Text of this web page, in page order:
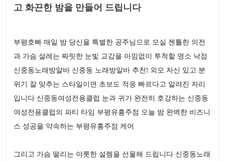
고 화끈한 밤을 만들어 드립니다
부평호빠 매일 밤 당신을 특별한 공주님으로 모실 젠틀한 의전
과 가슴 설레는 짜릿한 눈빛 교감을 아낌없이 투척할 명소 낙점
신중동노래방알바 신중동 노래방알바 추천! 외모 자신 있고 분
위기 잘 맞추는 스타일이면 초보도 적응 빠르다고 알려진 자리
입니다 신중동여성전용클럽 눈과 귀가 완전히 호강하는 신중동
여성전용클럽의 파티 타임 부평유흥주점 오늘 밤 완벽한 비즈니
스 성공을 약속하는 부평유흥주점 케어
그리고 가슴 떨리는 야릇한 설렘을 선물해 드립니다 신중동노래